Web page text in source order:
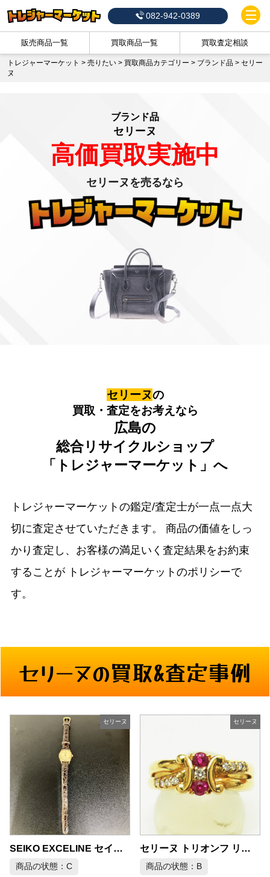
082-942-0389
販売商品一覧 買取商品一覧 買取査定相談
トレジャーマーケット > 売りたい > 買取商品カテゴリー > ブランド品 > セリー
ヌ
ブランド品
セリーヌ
高価買取実施中
セリーヌを売るなら
セリーヌの
買取・査定をお考えなら
広島の
総合リサイクルショップ
「トレジャーマーケット」へ
トレジャーマーケットの鑑定/査定士が一点一点大
切に査定させていただきます。
商品の価値をしっ
かり査定し、お客様の満足いく査定結果をお約束
することが トレジャーマーケットのポリシーで
す。
セリーヌの買取&査定事例
セリーヌ
SEIKO EXCELINE セイコー エクセリーヌ 18金 レディース時計
商品の状態：C
セリーヌ
セリーヌ トリオンフ リング 750ホワイトゴールド 色石 ダイヤ
商品の状態：B